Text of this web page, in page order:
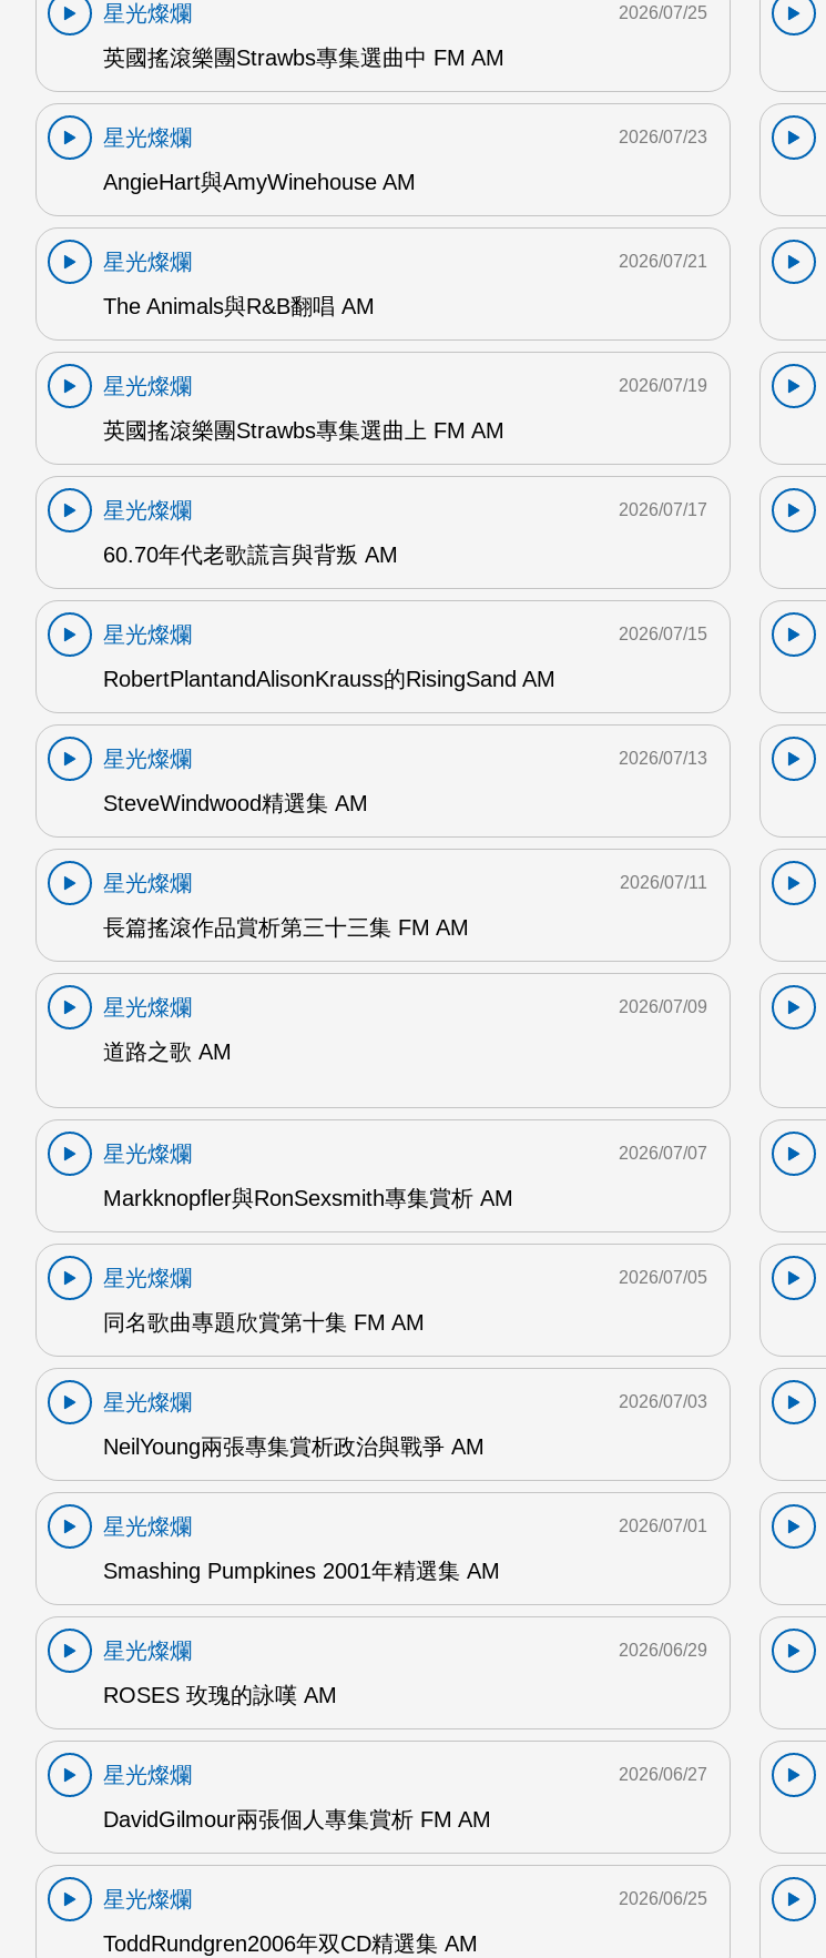
星光燦爛
英國搖滾樂團Strawbs專集選曲中 FM AM
2026/07/25
星光燦爛
AngieHart與AmyWinehouse AM
2026/07/23
星光燦爛
The Animals與R&B翻唱 AM
2026/07/21
星光燦爛
英國搖滾樂團Strawbs專集選曲上 FM AM
2026/07/19
星光燦爛
60.70年代老歌謊言與背叛 AM
2026/07/17
星光燦爛
RobertPlantandAlisonKrauss的RisingSand AM
2026/07/15
星光燦爛
SteveWindwood精選集 AM
2026/07/13
星光燦爛
長篇搖滾作品賞析第三十三集 FM AM
2026/07/11
星光燦爛
道路之歌 AM
2026/07/09
星光燦爛
Markknopfler與RonSexsmith專集賞析 AM
2026/07/07
星光燦爛
同名歌曲專題欣賞第十集 FM AM
2026/07/05
星光燦爛
NeilYoung兩張專集賞析政治與戰爭 AM
2026/07/03
星光燦爛
Smashing Pumpkines 2001年精選集 AM
2026/07/01
星光燦爛
ROSES 玫瑰的詠嘆 AM
2026/06/29
星光燦爛
DavidGilmour兩張個人專集賞析 FM AM
2026/06/27
星光燦爛
ToddRundgren2006年双CD精選集 AM
2026/06/25